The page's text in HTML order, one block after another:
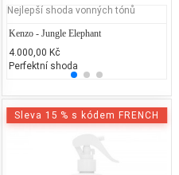
Gucci - Gucci Envy Me
2.000,00 Kč
25% běžných vonných tónů
Nejlepší shoda vonných tónů
Kenzo - Jungle Elephant
4.000,00 Kč
Perfektní shoda
Sleva 15 % s kódem FRENCH